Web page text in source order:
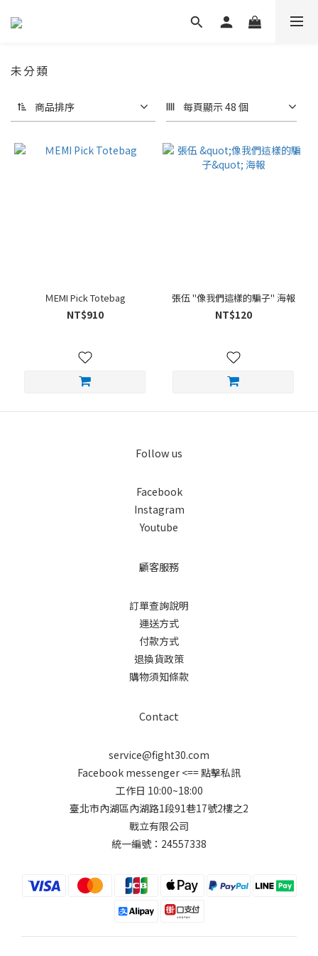
未分類
商品排序 每頁顯示 48 個
ＭEMI Pick Totebag
NT$910
張伍 "像我們這樣的騙子" 海報
NT$120
Follow us
Facebook
Instagram
Youtube
顧客服務
訂單查詢說明
運送方式
付款方式
退換貨政策
購物須知條款
Contact
service@fight30.com
Facebook messenger <== 點擊私訊
工作日 10:00~18:00
臺北市內湖區內湖路1段91巷17號2樓之2
戰立有限公司
統一編號：24557338